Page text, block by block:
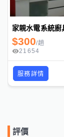
$300/趟
21654
服務詳情
評價